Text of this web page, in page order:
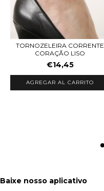
TORNOZELEIRA CORRENTE
CORAÇÃO LISO
€14,45
AGREGAR AL CARRITO
Baixe nosso aplicativo